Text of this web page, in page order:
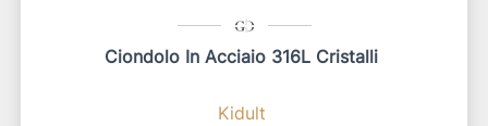
Ciondolo In Acciaio 316L Cristalli
Kidult